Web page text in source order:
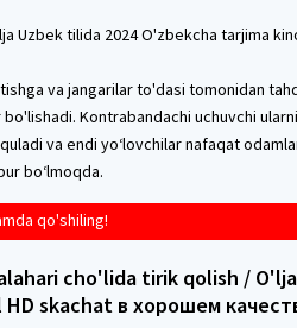
Uzbek tilida 2024 O'zbekcha tarjima
va jangarilar to'dasi tomonidan
Kontrabandachi uchuvchi
va endi yo‘lovchilar nafaqat
bo‘lmoqda.
qo'shiling!
cho'lida tirik qolish /
skachat в хорошем